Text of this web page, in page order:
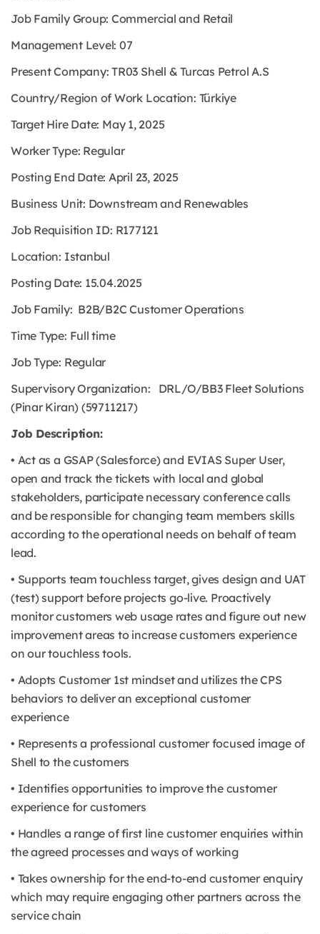
Job Family Group: Commercial and Retail
Management Level: 07
Present Company: TR03 Shell & Turcas Petrol A.S
Country/Region of Work Location: Türkiye
Target Hire Date: May 1, 2025
Worker Type: Regular
Posting End Date: April 23, 2025
Business Unit: Downstream and Renewables
Job Requisition ID: R177121
Location: Istanbul
Posting Date: 15.04.2025
Job Family: B2B/B2C Customer Operations
Time Type: Full time
Job Type: Regular
Supervisory Organization: DRL/O/BB3 Fleet Solutions
(Pinar Kiran) (59711217)
Job Description:
• Act as a GSAP (Salesforce) and EVIAS Super User,
open and track the tickets with local and global
stakeholders, participate necessary conference calls
and be responsible for changing team members skills
according to the operational needs on behalf of team
lead.
• Supports team touchless target, gives design and UAT
(test) support before projects go-live. Proactively
monitor customers web usage rates and figure out new
improvement areas to increase customers experience
on our touchless tools.
• Adopts Customer 1st mindset and utilizes the CPS
behaviors to deliver an exceptional customer
experience
• Represents a professional customer focused image of
Shell to the customers
• Identifies opportunities to improve the customer
experience for customers
• Handles a range of first line customer enquiries within
the agreed processes and ways of working
• Takes ownership for the end-to-end customer enquiry
which may require engaging other partners across the
service chain